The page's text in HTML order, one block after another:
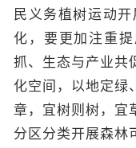
民义务植树运动
化，要更加注重
抓、生态与产业共
化空间，以地定绿
章，宜树则树，宜
分区分类开展森林